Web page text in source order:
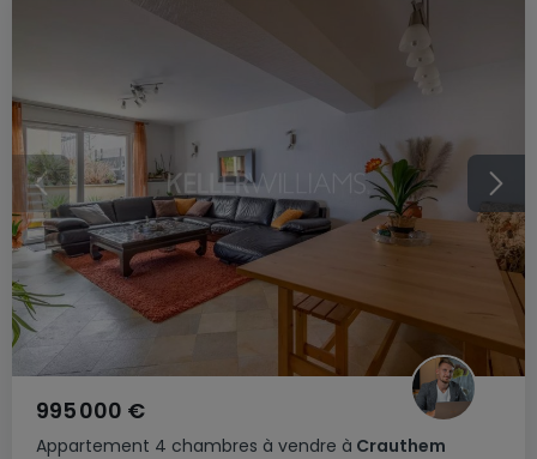
Appartement 4 chambres à vendre à Crauthem
995 000 €